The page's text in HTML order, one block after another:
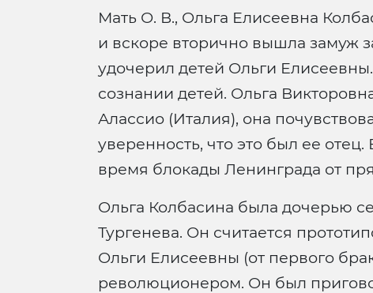
Мать О. В., Ольга Елисеевна
и вскоре вторично вышла замуж
удочерил детей Ольги
сознании детей. Ольга
Алассио (Италия), она
уверенность, что это был ее
время блокады Ленинграда от
Ольга Колбасина была дочерью
Тургенева. Он считается
Ольги Елисеевны (от первого
революционером. Он был